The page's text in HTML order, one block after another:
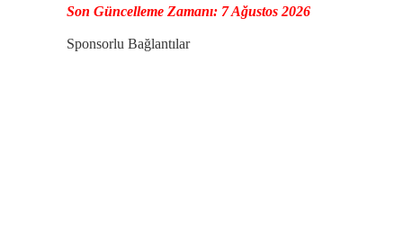
Son Güncelleme Zamanı: 7 Ağustos 2026
Sponsorlu Bağlantılar